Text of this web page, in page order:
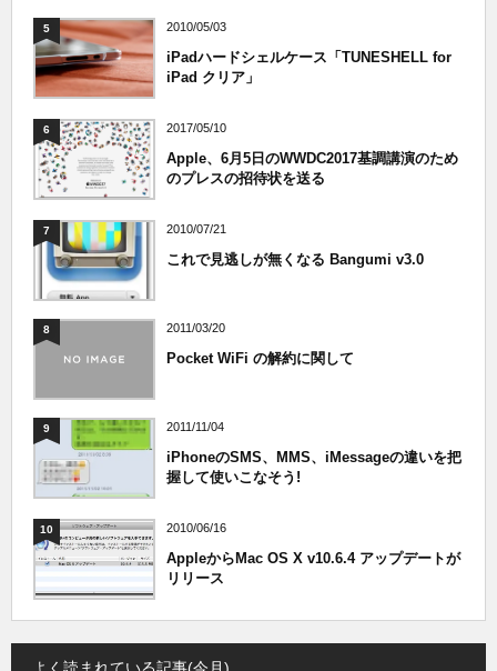
5 2010/05/03
iPadハードシェルケース「TUNESHELL for
iPad クリア」
6 2017/05/10
Apple、6月5日のWWDC2017基調講演のため
のプレスの招待状を送る
7 2010/07/21
これで見逃しが無くなる Bangumi v3.0
8 2011/03/20
Pocket WiFi の解約に関して
9 2011/11/04
iPhoneのSMS、MMS、iMessageの違いを把
握して使いこなそう!
10 2010/06/16
AppleからMac OS X v10.6.4 アップデートが
リリース